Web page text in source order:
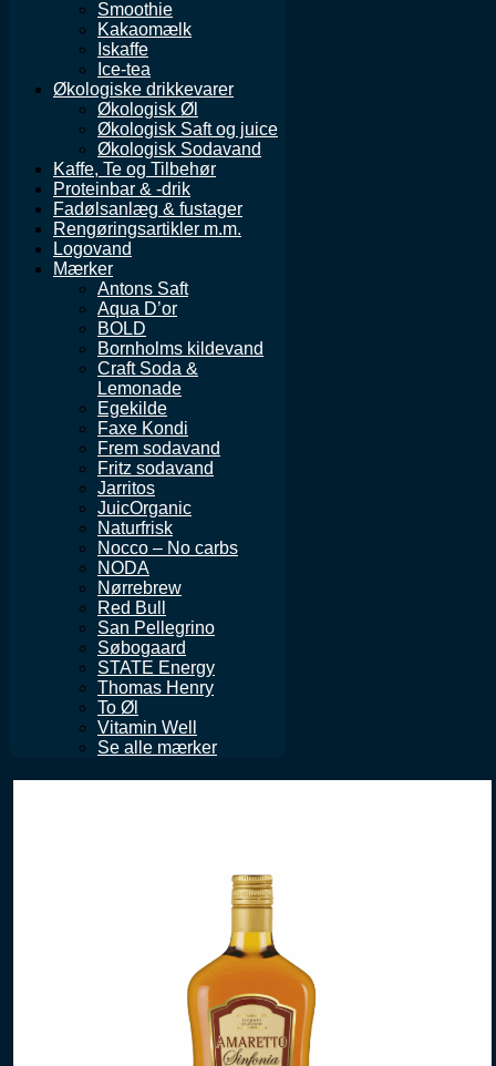
Smoothie
Kakaomælk
Iskaffe
Ice-tea
Økologiske drikkevarer
Økologisk Øl
Økologisk Saft og juice
Økologisk Sodavand
Kaffe, Te og Tilbehør
Proteinbar & -drik
Fadølsanlæg & fustager
Rengøringsartikler m.m.
Logovand
Mærker
Antons Saft
Aqua D’or
BOLD
Bornholms kildevand
Craft Soda &
Lemonade
Egekilde
Faxe Kondi
Frem sodavand
Fritz sodavand
Jarritos
JuicOrganic
Naturfrisk
Nocco – No carbs
NODA
Nørrebrew
Red Bull
San Pellegrino
Søbogaard
STATE Energy
Thomas Henry
To Øl
Vitamin Well
Se alle mærker